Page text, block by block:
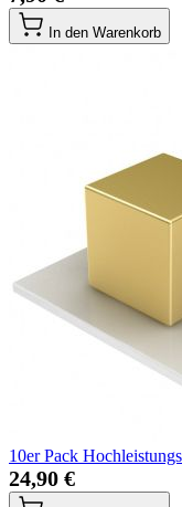
In den Warenkorb
10er Pack
24,90 €